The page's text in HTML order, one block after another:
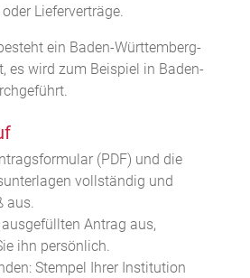
Lieferverträge.
ein Baden-Württemberg-
es wird zum Beispiel in Baden-
(PDF) und die
vollständig und
aus.
ausgefüllten Antrag aus,
ihn persönlich.
Stempel Ihrer Institution